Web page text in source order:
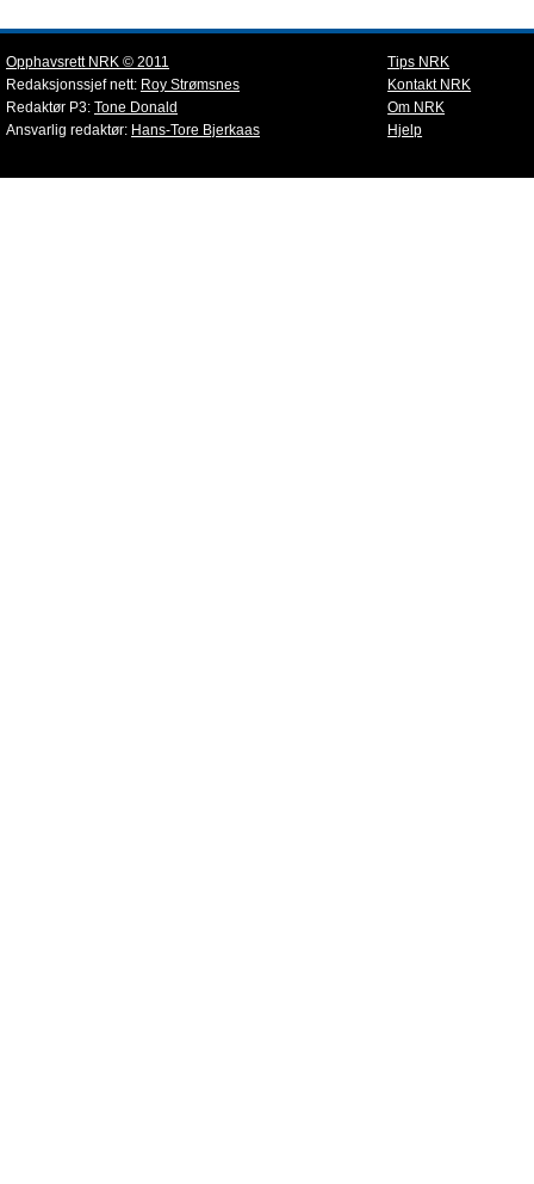
Opphavsrett NRK © 2011
Redaksjonssjef nett: Roy Strømsnes
Redaktør P3: Tone Donald
Ansvarlig redaktør: Hans-Tore Bjerkaas
Tips NRK
Kontakt NRK
Om NRK
Hjelp